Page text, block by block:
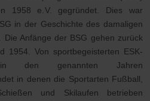
1958 e.V. gegründet. Dies war
in der Geschichte des damaligen
Die Anfänge der BSG gehen zurück
1954. Von sportbegeisterten ESK-
den genannten Jahren
in denen die Sportarten Fußball,
und Skilaufen betrieben